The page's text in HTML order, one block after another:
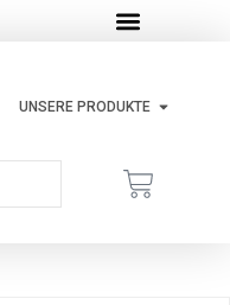
UNSERE PRODUKTE